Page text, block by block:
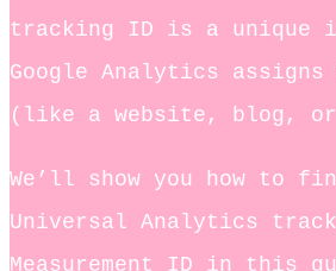
tracking ID is a unique
Google Analytics
(like a website, blog, or
We’ll show you how to
Universal Analytics
Measurement ID in this